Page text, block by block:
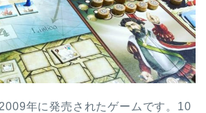
年に発売されたゲームです。10